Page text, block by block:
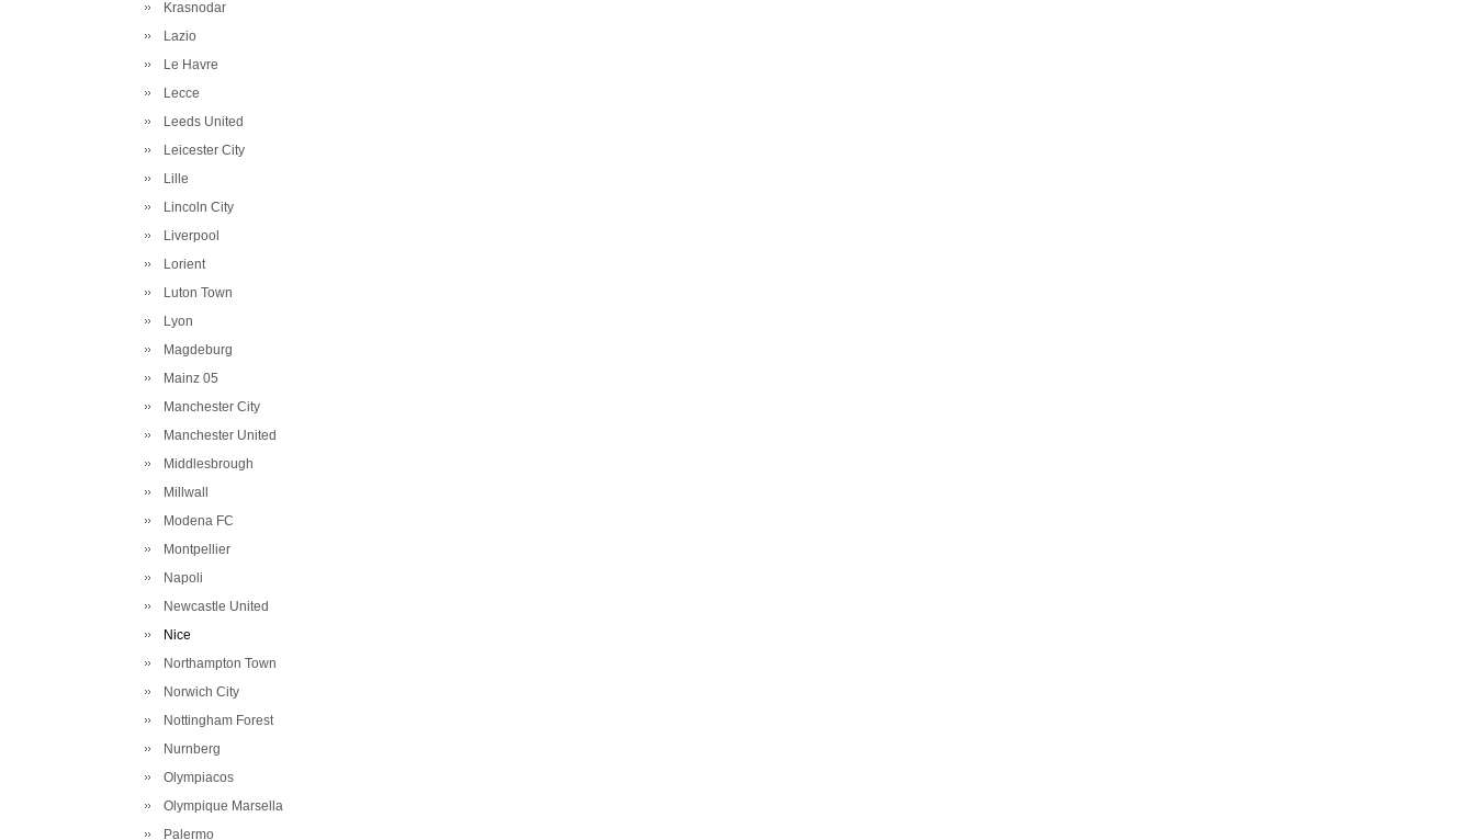
Krasnodar
Lazio
Le Havre
Lecce
Leeds United
Leicester City
Lille
Lincoln City
Liverpool
Lorient
Luton Town
Lyon
Magdeburg
Mainz 05
Manchester City
Manchester United
Middlesbrough
Millwall
Modena FC
Montpellier
Napoli
Newcastle United
Nice
Northampton Town
Norwich City
Nottingham Forest
Nurnberg
Olympiacos
Olympique Marsella
Palermo